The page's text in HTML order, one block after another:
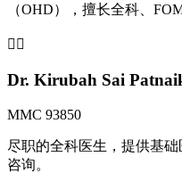
（OHD），擅长全科、
👩‍⚕️
Dr. Kirubah Sai
MMC 93850
尽职的全科医生，提供基
咨询。